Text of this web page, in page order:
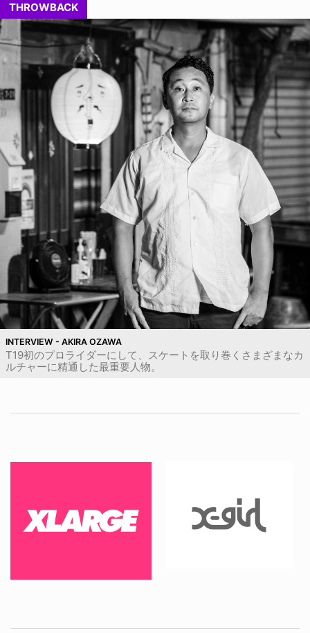
THROWBACK
INTERVIEW - AKIRA OZAWA
T19初のプロライダーにして、スケートを取り巻くさまざまなカ
ルチャーに精通した最重要人物。